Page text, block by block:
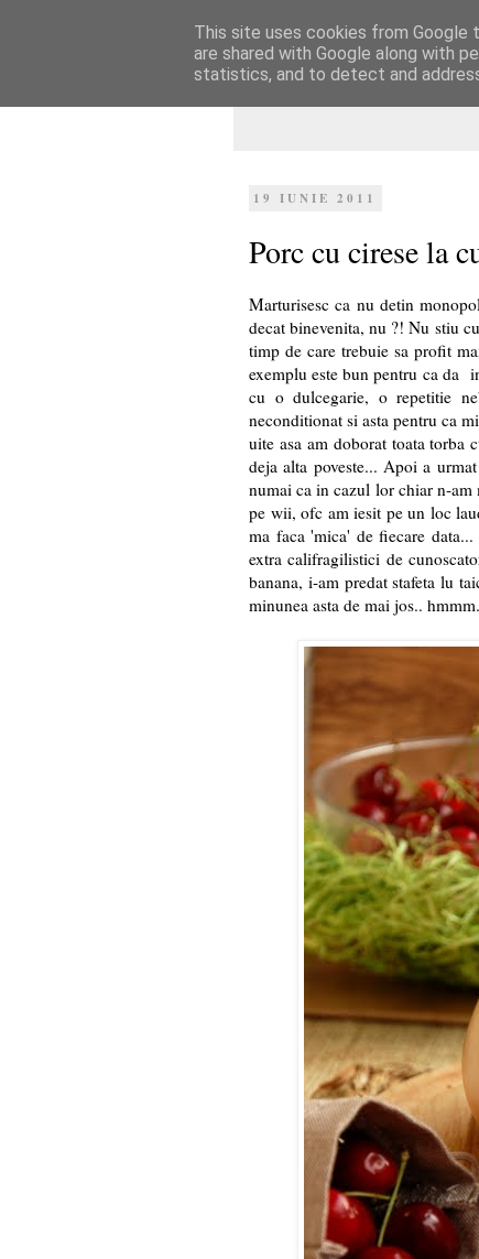
Dulcegarii
19 IUNIE 2011
Porc cu cirese la
Marturisesc ca nu detin
decat binevenita, nu ?! Nu stiu
timp de care trebuie sa profit
exemplu este bun pentru ca da
cu o dulcegarie, o repetitie
neconditionat si asta pentru ca
uite asa am doborat toata torba
deja alta poveste... Apoi a
numai ca in cazul lor chiar n-
pe wii, ofc am iesit pe un loc
ma faca 'mica' de fiecare
extra califragilistici de
banana, i-am predat stafeta lu
minunea asta de mai jos..
This site uses cookies from Google
are shared with Google along with
statistics, and to detect and